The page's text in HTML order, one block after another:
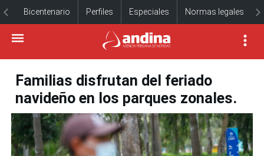
Bicentenario Perfiles Especiales Normas legales
Familias disfrutan del feriado
navideño en los parques zonales.